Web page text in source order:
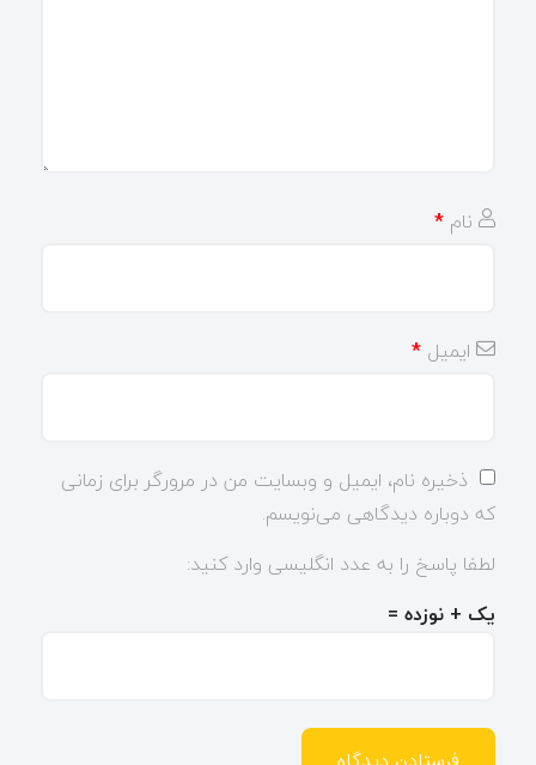
نام *
ایمیل *
ذخیره نام، ایمیل و وبسایت من در مرورگر برای زمانی
که دوباره دیدگاهی می‌نویسم.
لطفا پاسخ را به عدد انگلیسی وارد کنید:
یک + نوزده =